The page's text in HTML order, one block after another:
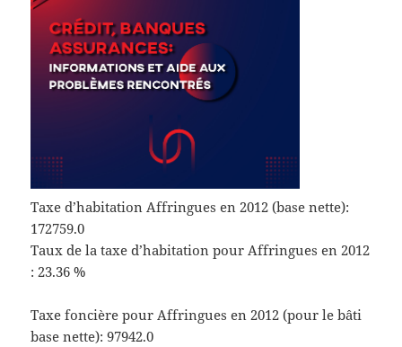
Taxe d’habitation Affringues en 2012 (base nette):
172759.0
Taux de la taxe d’habitation pour Affringues en 2012
: 23.36 %
Taxe foncière pour Affringues en 2012 (pour le bâti
base nette): 97942.0